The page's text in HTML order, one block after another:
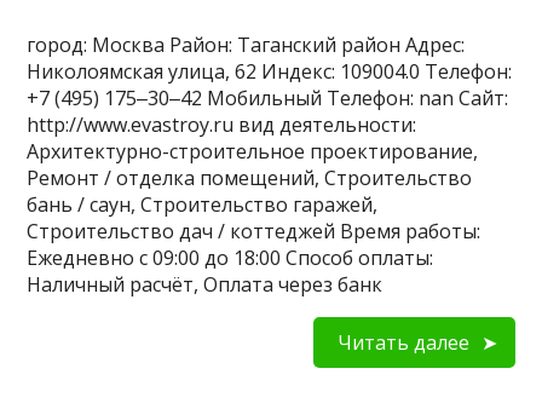
город: Москва Район: Таганский район Адрес:
Николоямская улица, 62 Индекс: 109004.0 Телефон:
+7 (495) 175‒30‒42 Мобильный Телефон: nan Сайт:
http://www.evastroy.ru вид деятельности:
Архитектурно-строительное проектирование,
Ремонт / отделка помещений, Строительство
бань / саун, Строительство гаражей,
Строительство дач / коттеджей Время работы:
Ежедневно с 09:00 до 18:00 Способ оплаты:
Наличный расчёт, Оплата через банк
Читать далее